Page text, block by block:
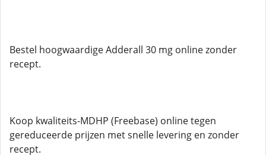
Bestel hoogwaardige Adderall 30 mg online zonder
recept.
Koop kwaliteits-MDHP (Freebase) online tegen
gereduceerde prijzen met snelle levering en zonder
recept.